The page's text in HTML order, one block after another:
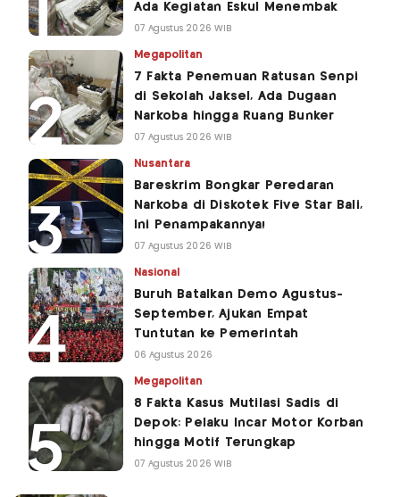
Ada Kegiatan Eskul Menembak
07 Agustus 2026 WIB
Megapolitan
7 Fakta Penemuan Ratusan Senpi
di Sekolah Jaksel, Ada Dugaan
Narkoba hingga Ruang Bunker
07 Agustus 2026 WIB
Nusantara
Bareskrim Bongkar Peredaran
Narkoba di Diskotek Five Star Bali,
Ini Penampakannya!
07 Agustus 2026 WIB
Nasional
Buruh Batalkan Demo Agustus-
September, Ajukan Empat
Tuntutan ke Pemerintah
06 Agustus 2026
Megapolitan
8 Fakta Kasus Mutilasi Sadis di
Depok: Pelaku Incar Motor Korban
hingga Motif Terungkap
07 Agustus 2026 WIB